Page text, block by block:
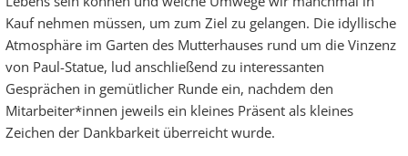
Kauf nehmen müssen, um zum Ziel zu gelangen. Die idyllische
Atmosphäre im Garten des Mutterhauses rund um die Vinzenz
von Paul-Statue, lud anschließend zu interessanten
Gesprächen in gemütlicher Runde ein, nachdem den
Mitarbeiter*innen jeweils ein kleines Präsent als kleines
Zeichen der Dankbarkeit überreicht wurde.